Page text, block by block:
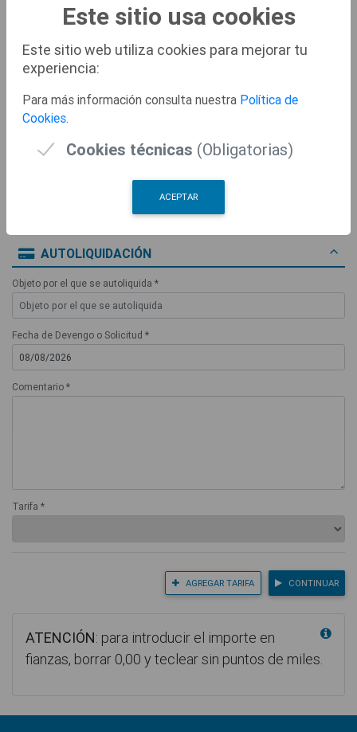
Teléfono
Correo Electrónico
DATOS DEL REPRESENTANTE
AUTOLIQUIDACIÓN
Objeto por el que se autoliquida *
Fecha de Devengo o Solicitud *
Comentario *
Tarifa *
AGREGAR TARIFA CONTINUAR
ATENCIÓN: para introducir el importe en
fianzas, borrar 0,00 y teclear sin puntos de miles.
Este sitio usa cookies
Este sitio web utiliza cookies para mejorar tu
experiencia:
Para más información consulta nuestra Política de
Cookies.
Cookies técnicas (Obligatorias)
ACEPTAR